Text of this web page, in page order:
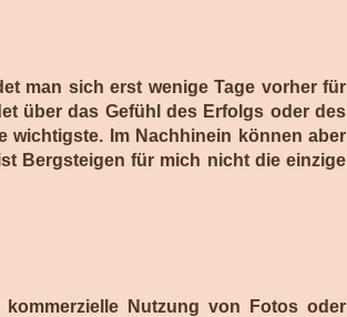
man sich erst wenige Tage vorher für
über das Gefühl des Erfolgs oder des
wichtigste. Im Nachhinein können aber
Bergsteigen für mich nicht die einzige
Nutzung von Fotos oder